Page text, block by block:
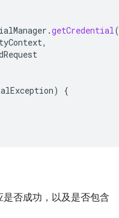
.getCredential(
,
)
{
否成功，以及是否包含